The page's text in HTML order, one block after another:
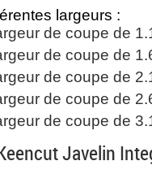
largeurs :
de coupe de
de coupe de
de coupe de
de coupe de
de coupe de
Javelin